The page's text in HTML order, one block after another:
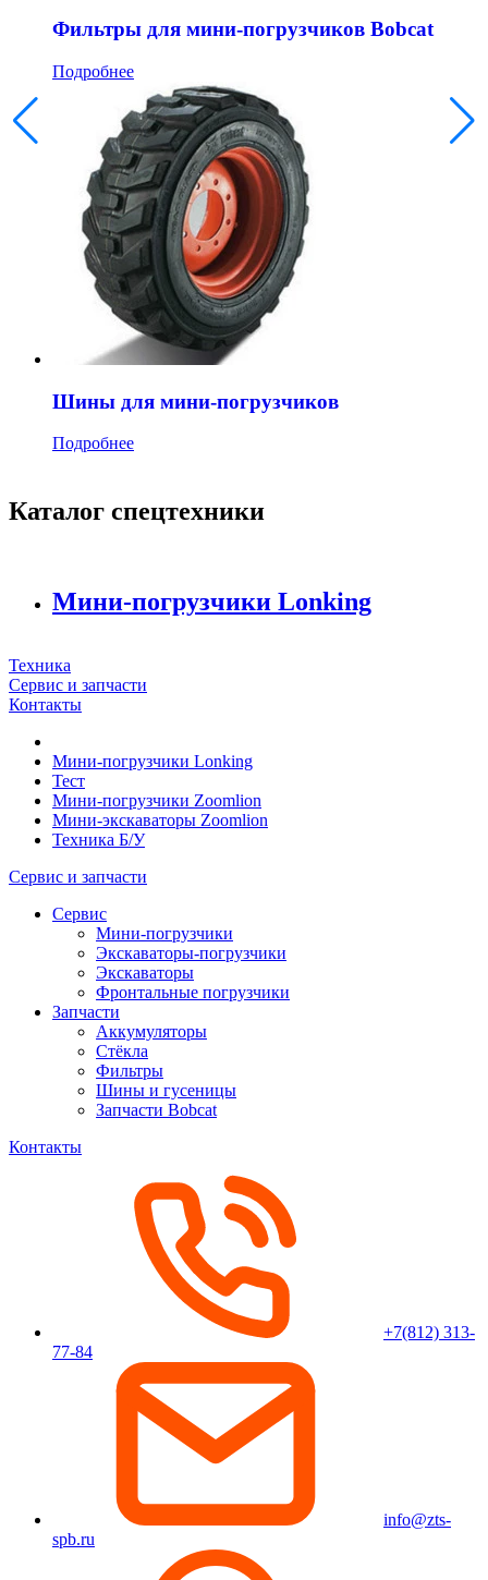
Фильтры для мини-погрузчиков Bobcat
Подробнее
Шины для мини-погрузчиков
Подробнее
Каталог спецтехники
Мини-погрузчики Lonking
Техника
Сервис и запчасти
Контакты
Мини-погрузчики Lonking
Тест
Мини-погрузчики Zoomlion
Мини-экскаваторы Zoomlion
Техника Б/У
Сервис и запчасти
Сервис
Мини-погрузчики
Экскаваторы-погрузчики
Экскаваторы
Фронтальные погрузчики
Запчасти
Аккумуляторы
Стёкла
Фильтры
Шины и гусеницы
Запчасти Bobcat
Контакты
+7(812) 313-
77-84
info@zts-
spb.ru